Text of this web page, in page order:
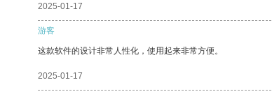
2025-01-17
游客
这款软件的设计非常人性化，使用起来非常方便。
2025-01-17